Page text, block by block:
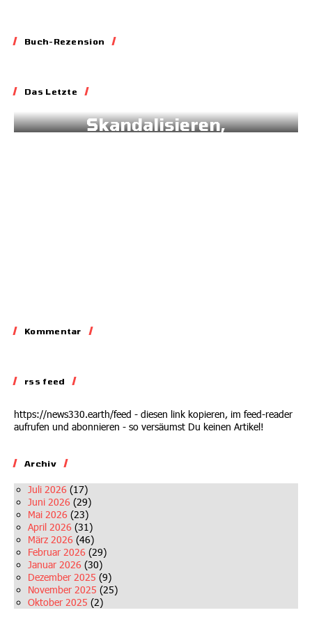
Buch-Rezension
Das Letzte
Skandalisieren,
Kommentar
rss feed
https://news330.earth/feed - diesen link kopieren, im feed-reader
aufrufen und abonnieren - so versäumst Du keinen Artikel!
Archiv
Juli 2026 (17)
Juni 2026 (29)
Mai 2026 (23)
April 2026 (31)
März 2026 (46)
Februar 2026 (29)
Januar 2026 (30)
Dezember 2025 (9)
November 2025 (25)
Oktober 2025 (2)